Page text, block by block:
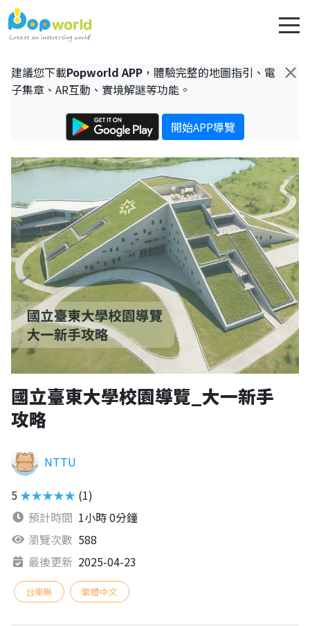
×
建議您下載Popworld APP ，體驗完整的地圖指引、電
子集章、AR互動、實境解謎等功能。
開始APP導覽
國立臺東大學校園導覽_大一新手
攻略
NTTU
5 ★★★★★ (1)
預計時間 1小時 0分鐘
瀏覽次數 588
最後更新 2025-04-23
台東縣 繁體中文